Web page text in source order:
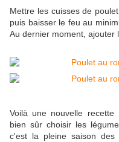
Mettre les cuisses de
puis baisser le feu au
Au dernier moment, ajouter
Voilà une nouvelle
bien sûr choisir les
c'est la pleine saison